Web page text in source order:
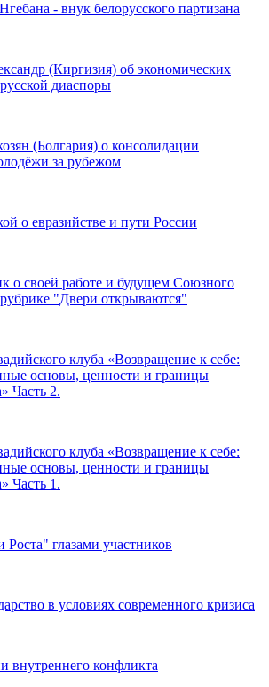
- внук белорусского партизана
(Киргизия) об экономических
диаспоры
(Болгария) о консолидации
за рубежом
о евразийстве и пути России
о своей работе и будущем Союзного
рубрике "Двери открываются"
клуба «Возвращение к себе:
основы, ценности и границы
Часть 2.
клуба «Возвращение к себе:
основы, ценности и границы
Часть 1.
глазами участников
в условиях современного кризиса
внутреннего конфликта